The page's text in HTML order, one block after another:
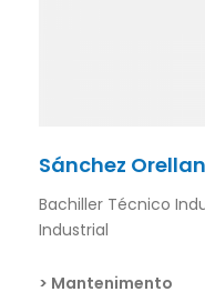
Sánchez
Bachiller Técnico
Industrial
> Mantenimento